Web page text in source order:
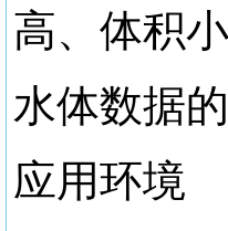
高、体积
水体数据
应用环境